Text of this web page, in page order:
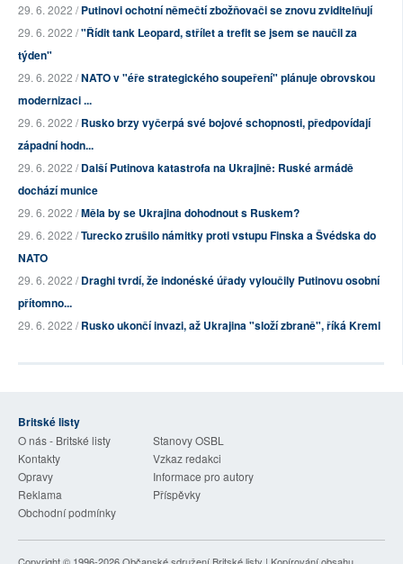
29. 6. 2022 /Putinovi ochotní němečtí zbožňovači se znovu zviditelňují
29. 6. 2022 /"Řídit tank Leopard, střílet a trefit se jsem se naučil za
týden"
29. 6. 2022 /NATO v "éře strategického soupeření" plánuje obrovskou
modernizaci ...
29. 6. 2022 /Rusko brzy vyčerpá své bojové schopnosti, předpovídají
západní hodn...
29. 6. 2022 /Další Putinova katastrofa na Ukrajině: Ruské armádě
dochází munice
29. 6. 2022 /Měla by se Ukrajina dohodnout s Ruskem?
29. 6. 2022 /Turecko zrušilo námitky proti vstupu Finska a Švédska do
NATO
29. 6. 2022 /Draghi tvrdí, že indonéské úřady vyloučily Putinovu osobní
přítomno...
29. 6. 2022 /Rusko ukončí invazi, až Ukrajina "složí zbraně", říká Kreml
Britské listy
O nás - Britské listy
Stanovy OSBL
Kontakty
Vzkaz redakci
Opravy
Informace pro autory
Reklama
Příspěvky
Obchodní podmínky